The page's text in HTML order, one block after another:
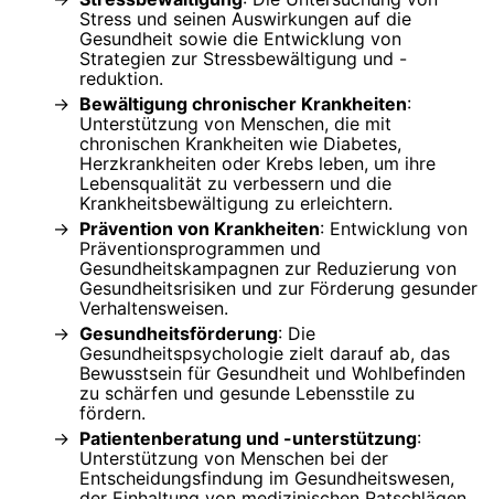
Stress und seinen Auswirkungen auf die
Gesundheit sowie die Entwicklung von
Strategien zur Stressbewältigung und -
reduktion.
Bewältigung chronischer Krankheiten:
Unterstützung von Menschen, die mit
chronischen Krankheiten wie Diabetes,
Herzkrankheiten oder Krebs leben, um ihre
Lebensqualität zu verbessern und die
Krankheitsbewältigung zu erleichtern.
Prävention von Krankheiten: Entwicklung von
Präventionsprogrammen und
Gesundheitskampagnen zur Reduzierung von
Gesundheitsrisiken und zur Förderung gesunder
Verhaltensweisen.
Gesundheitsförderung: Die
Gesundheitspsychologie zielt darauf ab, das
Bewusstsein für Gesundheit und Wohlbefinden
zu schärfen und gesunde Lebensstile zu
fördern.
Patientenberatung und -unterstützung:
Unterstützung von Menschen bei der
Entscheidungsfindung im Gesundheitswesen,